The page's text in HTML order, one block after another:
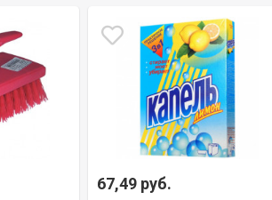
67,49 руб.